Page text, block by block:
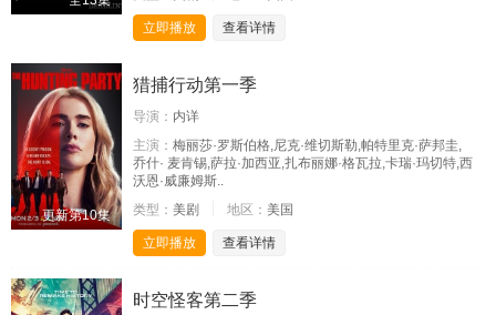
立即播放 查看详情
更新第10集
猎捕行动第一季
导演： 内详
主演： 梅丽莎·罗斯伯格,尼克·维切斯勒,帕特里克·萨邦圭,
乔什· 麦肯锡,萨拉·加西亚,扎布丽娜·格瓦拉,卡瑞·玛切特,西
沃恩·威廉姆斯..
类型： 美剧 地区： 美国
立即播放 查看详情
时空怪客第二季